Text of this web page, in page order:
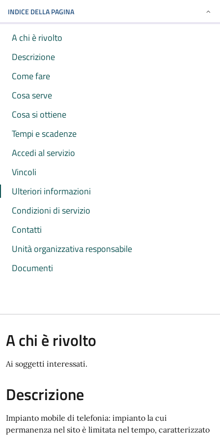
INDICE DELLA PAGINA
A chi è rivolto
Descrizione
Come fare
Cosa serve
Cosa si ottiene
Tempi e scadenze
Accedi al servizio
Vincoli
Ulteriori informazioni
Condizioni di servizio
Contatti
Unità organizzativa responsabile
Documenti
A chi è rivolto
Ai soggetti interessati.
Descrizione
Impianto mobile di telefonia: impianto la cui
permanenza nel sito è limitata nel tempo, caratterizzato